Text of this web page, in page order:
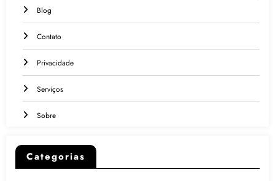
Blog
Contato
Privacidade
Serviços
Sobre
Categorias